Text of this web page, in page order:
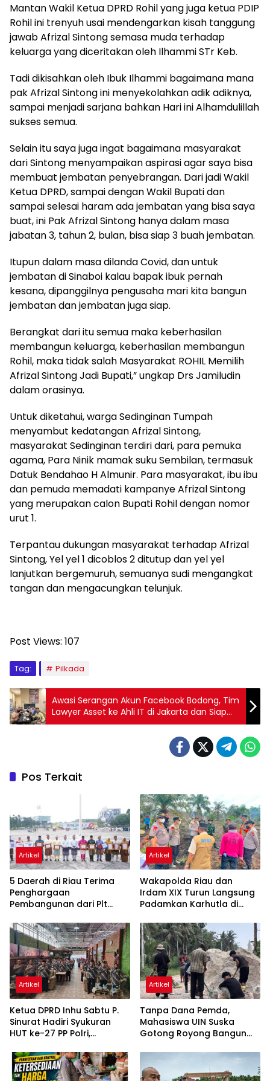
Mantan Wakil Ketua DPRD Rohil yang juga ketua PDIP
Rohil ini trenyuh usai mendengarkan kisah tanggung
jawab Afrizal Sintong semasa muda terhadap
keluarga yang diceritakan oleh Ilhammi STr Keb.
Tadi dikisahkan oleh Ibuk Ilhammi bagaimana mana
pak Afrizal Sintong ini menyekolahkan adik adiknya,
sampai menjadi sarjana bahkan Hari ini Alhamdulillah
sukses semua.
Selain itu saya juga ingat bagaimana masyarakat
dari Sintong menyampaikan aspirasi agar saya bisa
membuat jembatan penyebrangan. Dari jadi Wakil
Ketua DPRD, sampai dengan Wakil Bupati dan
sampai selesai haram ada jembatan yang bisa saya
buat, ini Pak Afrizal Sintong hanya dalam masa
jabatan 3, tahun 2, bulan, bisa siap 3 buah jembatan.
Itupun dalam masa dilanda Covid, dan untuk
jembatan di Sinaboi kalau bapak ibuk pernah
kesana, dipanggilnya pengusaha mari kita bangun
jembatan dan jembatan juga siap.
Berangkat dari itu semua maka keberhasilan
membangun keluarga, keberhasilan membangun
Rohil, maka tidak salah Masyarakat ROHIL Memilih
Afrizal Sintong Jadi Bupati,” ungkap Drs Jamiludin
dalam orasinya.
Untuk diketahui, warga Sedinginan Tumpah
menyambut kedatangan Afrizal Sintong,
masyarakat Sedinginan terdiri dari, para pemuka
agama, Para Ninik mamak suku Sembilan, termasuk
Datuk Bendahao H Almunir. Para masyarakat, ibu ibu
dan pemuda memadati kampanye Afrizal Sintong
yang merupakan calon Bupati Rohil dengan nomor
urut 1.
Terpantau dukungan masyarakat terhadap Afrizal
Sintong, Yel yel 1 dicoblos 2 ditutup dan yel yel
lanjutkan bergemuruh, semuanya sudi mengangkat
tangan dan mengacungkan telunjuk.
Post Views: 107
Tag: Pilkada
Awasi Serangan Akun Facebook Bodong, Tim
Lawyer Asset ke Ahli IT di Jakarta dan Siap
Lapor ke Pihak Berwajib
Pos Terkait
Artikel
5 Daerah di Riau Terima
Penghargaan
Pembangunan dari Plt
Riau
Artikel
Wakapolda Riau dan
Irdam XIX Turun Langsung
Padamkan Karhutla di
Artikel
Ketua DPRD Inhu Sabtu P.
Sinurat Hadiri Syukuran
HUT ke-27 PP Polri,
Pengabdian Purnawirawan
Artikel
Tanpa Dana Pemda,
Mahasiswa UIN Suska
Gotong Royong Bangun